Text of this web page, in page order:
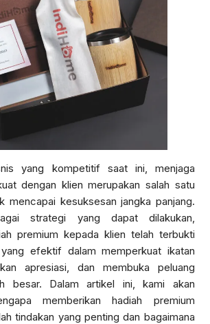
yang kompetitif saat ini, menjaga
dengan klien merupakan salah satu
mencapai kesuksesan jangka panjang.
strategi yang dapat dilakukan,
premium kepada klien telah terbukti
efektif dalam memperkuat ikatan
apresiasi, dan membuka peluang
besar. Dalam artikel ini, kami akan
memberikan hadiah premium
tindakan yang penting dan bagaimana